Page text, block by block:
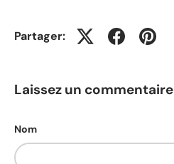
Partager:
Laissez un commentaire
Nom